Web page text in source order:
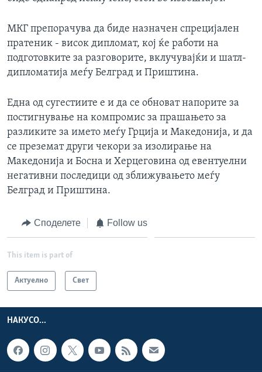
МКГ препорачува да биде назначен спрецијален
пратеник - висок дипломат, кој ќе работи на
подготовките за разговорите, вклучувајќи и шатл-
дипломатија меѓу Белград и Приштина.
Една од сугестиите е и да се обноват напорите за
постигнување на компромис за прашањето за
разликите за името меѓу Грција и Македонија, и да
се преземат други чекори за изолирање на
Македонија и Босна и Херцеговина од евентуелни
негативни последици од зближувањето меѓу
Белград и Приштина.
Споделете Follow us
This item is part of
Актуелно Свет
НАКУСО...